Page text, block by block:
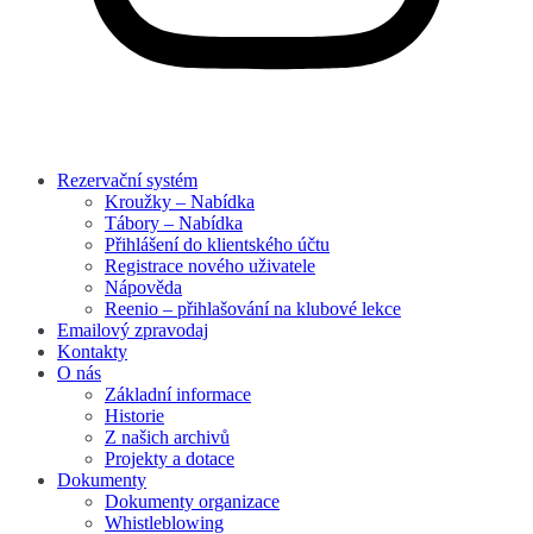
Rezervační systém
Kroužky – Nabídka
Tábory – Nabídka
Přihlášení do klientského účtu
Registrace nového uživatele
Nápověda
Reenio – přihlašování na klubové lekce
Emailový zpravodaj
Kontakty
O nás
Základní informace
Historie
Z našich archivů
Projekty a dotace
Dokumenty
Dokumenty organizace
Whistleblowing